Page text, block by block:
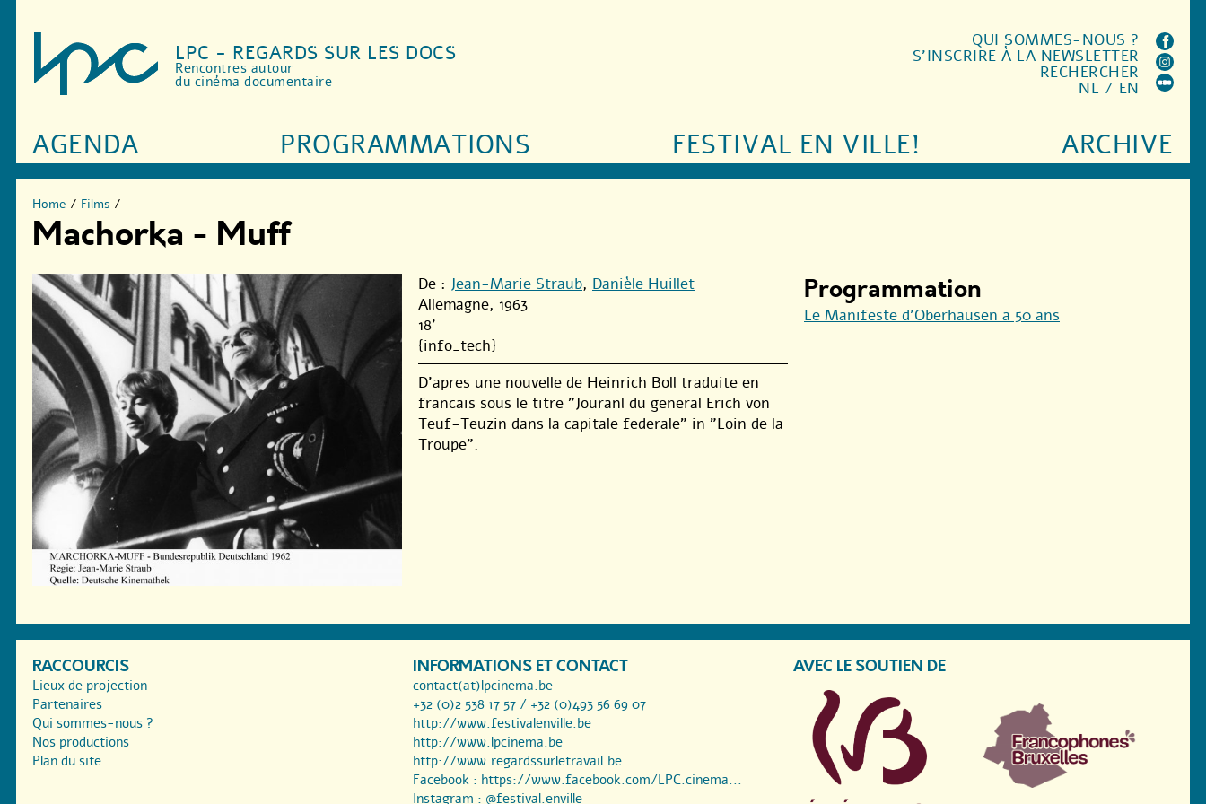
LPC - REGARDS SUR LES DOCS
Rencontres autour
du cinéma documentaire
AGENDA PROGRAMMATIONS FESTIVAL EN VILLE! ARCHIVE
QUI SOMMES-NOUS ?
S'INSCRIRE À LA NEWSLETTER
RECHERCHER
NL / EN
Home / Films /
Machorka - Muff
De : Jean-Marie Straub, Danièle Huillet
Allemagne, 1963
18'
{info_tech}
D’apres une nouvelle de Heinrich Boll traduite en
francais sous le titre "Jouranl du general Erich von
Teuf-Teuzin dans la capitale federale" in "Loin de la
Troupe".
Programmation
Le Manifeste d’Oberhausen a 50 ans
RACCOURCIS
Lieux de projection
Partenaires
Qui sommes-nous ?
Nos productions
Plan du site
INFORMATIONS ET CONTACT
contact(at)lpcinema.be
+32 (0)2 538 17 57 / +32 (0)493 56 69 07
http://www.festivalenville.be
http://www.lpcinema.be
http://www.regardssurletravail.be
Facebook : https://www.facebook.com/LPC.cinema...
Instagram : @festival.enville
AVEC LE SOUTIEN DE